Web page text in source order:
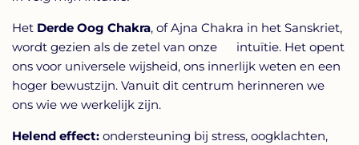
Het Derde Oog Chakra, of Ajna Chakra in het Sanskriet,
wordt gezien als de zetel van onze intuïtie. Het opent
ons voor universele wijsheid, ons innerlijk weten en een
hoger bewustzijn. Vanuit dit centrum herinneren we
ons wie we werkelijk zijn.
Helend effect: ondersteuning bij stress, oogklachten,